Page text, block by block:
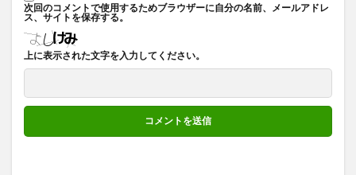
次回のコメントで使用するためブラウザーに自分の名前、メールアドレ
ス、サイトを保存する。
上に表示された文字を入力してください。